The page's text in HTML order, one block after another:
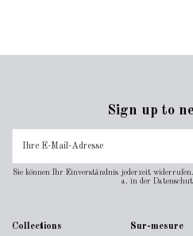
Sign up to
Sie können Ihr Einverständnis jederzeit
a. in der
Collections Sur-mesure